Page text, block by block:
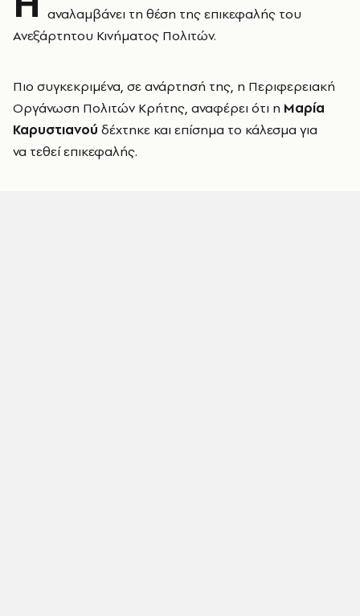
αναλαμβάνει τη θέση της επικεφαλής του
Ανεξάρτητου Κινήματος Πολιτών.
Πιο συγκεκριμένα, σε ανάρτησή της, η Περιφερειακή
Οργάνωση Πολιτών Κρήτης, αναφέρει ότι η Μαρία
Καρυστιανού δέχτηκε και επίσημα το κάλεσμα για
να τεθεί επικεφαλής.